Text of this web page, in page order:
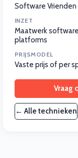
Software
INZET
Maatwerk
platforms
PRIJSMODEL
Vaste prijs of per
Vraag
← Alle technieken